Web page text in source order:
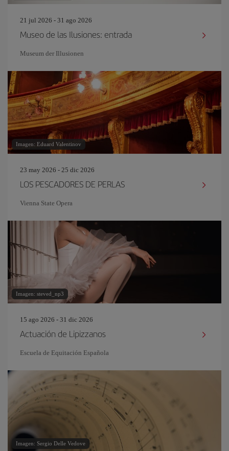
21 jul 2026 - 31 ago 2026
Museo de las Ilusiones: entrada
Museum der Illusionen
Imagen: Eduard Valentinov
23 may 2026 - 25 dic 2026
LOS PESCADORES DE PERLAS
Vienna State Opera
Imagen: steved_np3
15 ago 2026 - 31 dic 2026
Actuación de Lipizzanos
Escuela de Equitación Española
Imagen: Sergio Delle Vedove